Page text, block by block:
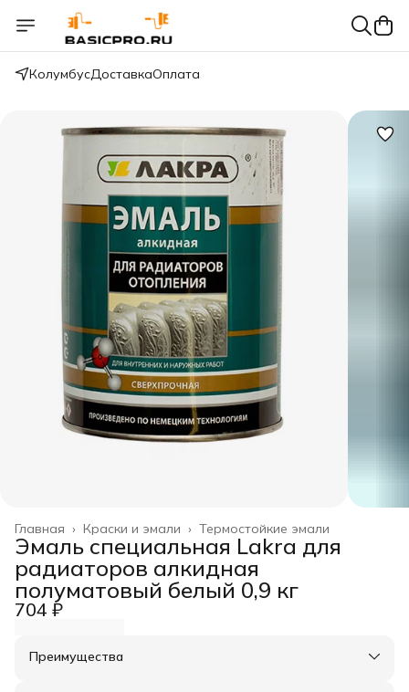
КолумбусДоставкаОплата
Термостойкие эмали
Краски и эмали ›
Главная ›
Эмаль специальная Lakra для
радиаторов алкидная
полуматовый белый 0,9 кг
704 ₽
Преимущества
Оплата частями в Сплит